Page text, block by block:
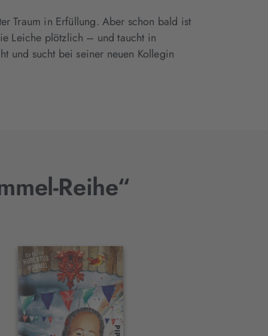
Traum in Erfüllung. Aber schon bald ist
Leiche plötzlich – und taucht in
und sucht bei seiner neuen Kollegin
Reihe“